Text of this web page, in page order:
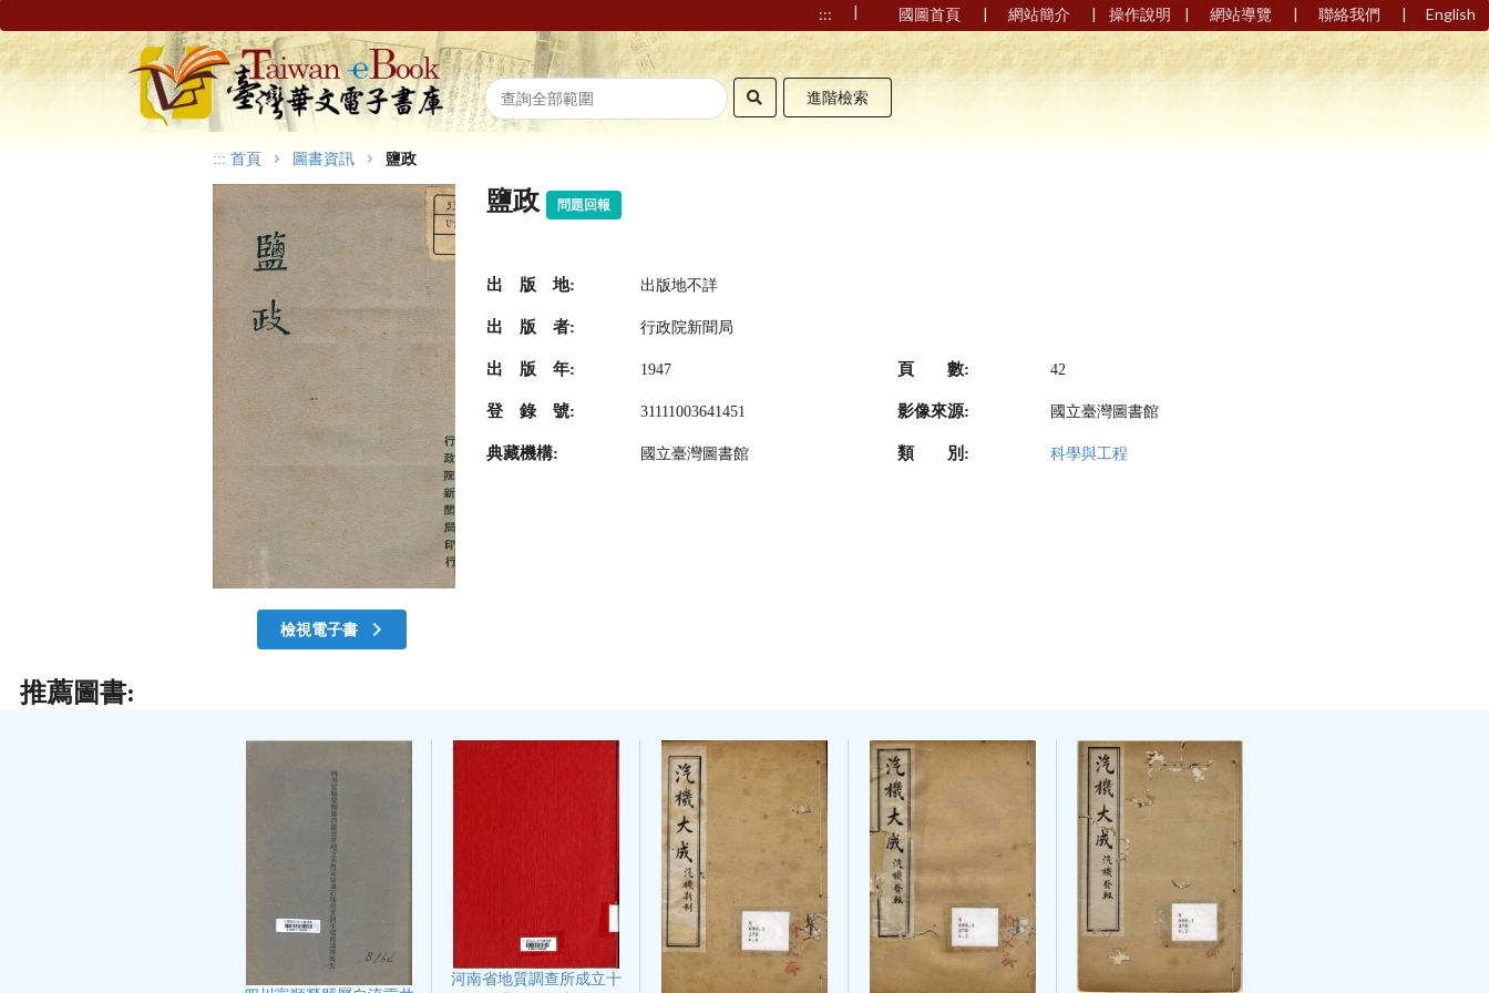
::: | 國圖首頁 | 網站簡介 | 操作說明 | 網站導覽 | 聯絡我們 | English
進階檢索
::: 首頁 圖書資訊 鹽政
檢視電子書
鹽政 問題回報
出 版 地: 出版地不詳
出 版 者: 行政院新聞局
出 版 年: 1947 頁 數: 42
登 錄 號: 31111003641451 影像來源: 國立臺灣圖書館
典藏機構: 國立臺灣圖書館 類 別: 科學與工程
推薦圖書:
河南省地質調查所成立十